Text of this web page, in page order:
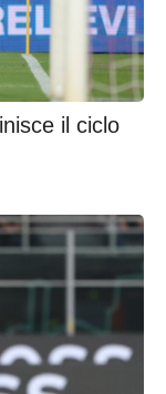
il ciclo